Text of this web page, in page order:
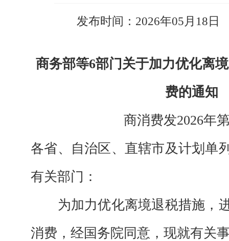
发布时间：2026年05月18日
商务部等6部门关于加力优化离
费的通知
商消费发2026年
各省、自治区、直辖市及计划单
有关部门：
为加力优化离境退税措施，
消费，经国务院同意，现就有关